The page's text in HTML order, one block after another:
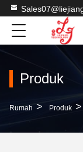
Produk
Rumah > Produk >